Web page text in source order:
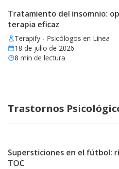
Tratamiento del insomnio:
terapia eficaz
Terapify - Psicólogos en Línea
18 de julio de 2026
8 min de lectura
Trastornos
Supersticiones en el fútbol:
TOC